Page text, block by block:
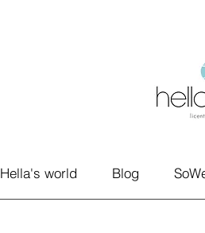
Hella's world Blog